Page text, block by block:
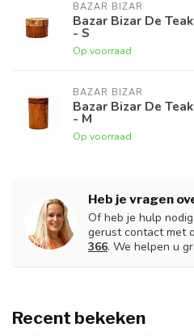
BAZAR BIZAR
Bazar Bizar De
- S
Op voorraad
BAZAR BIZAR
Bazar Bizar De
- M
Op voorraad
Heb je vragen
Of heb je hulp
gerust contact met
366. We helpen u
Recent bekeken